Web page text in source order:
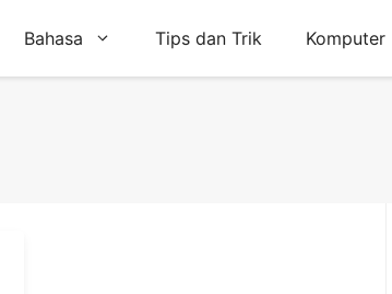
Bahasa Tips dan Trik Komputer